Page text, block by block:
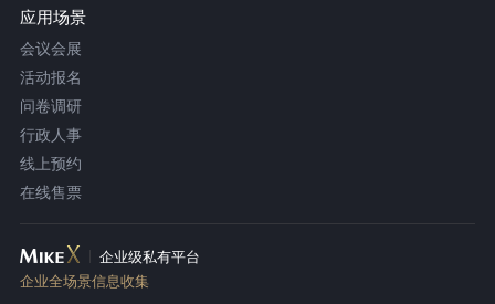
应用场景
会议会展
活动报名
问卷调研
行政人事
线上预约
在线售票
企业级私有平台
企业全场景信息收集